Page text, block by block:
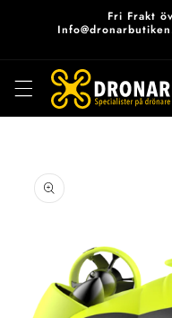
Fri Frakt
vidare till